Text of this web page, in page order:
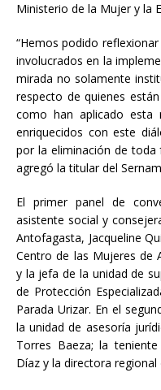
Ministerio de la Mujer y la
“Hemos podido
involucrados en la
mirada no solamente
respecto de quienes
como han aplicado esta
enriquecidos con este
por la eliminación de toda
agregó la titular del
El primer panel de
asistente social y
Antofagasta, Jacqueline
Centro de las Mujeres de
y la jefa de la unidad de
de Protección
Parada Urizar. En el
la unidad de asesoría
Torres Baeza; la
Díaz y la directora regional